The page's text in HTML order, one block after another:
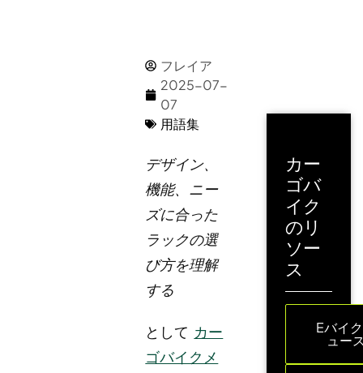
フレイア
2025-07-
07
用語集
デザイン、
機能、ニー
ズに合った
ラックの選
び方を理解
する
として カー
ゴバイクメ
カー
ゴバ
イク
のリ
ソー
ス
Eバイ
ュー